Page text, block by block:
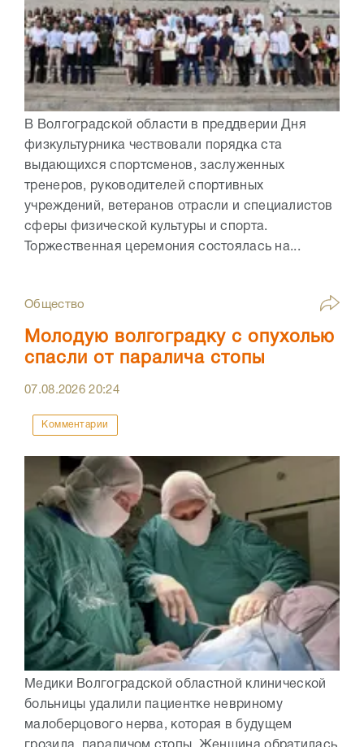
В Волгоградской области в преддверии Дня
физкультурника чествовали порядка ста
выдающихся спортсменов, заслуженных
тренеров, руководителей спортивных
учреждений, ветеранов отрасли и специалистов
сферы физической культуры и спорта.
Торжественная церемония состоялась на...
Общество
Молодую волгоградку с опухолью
спасли от паралича стопы
07.08.202620:24
Комментарии
Медики Волгоградской областной клинической
больницы удалили пациентке невриному
малоберцового нерва, которая в будущем